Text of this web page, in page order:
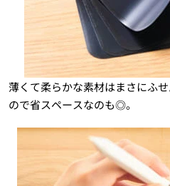
薄くて柔らかな素材はまさにふ
ので省スペースなのも◎。